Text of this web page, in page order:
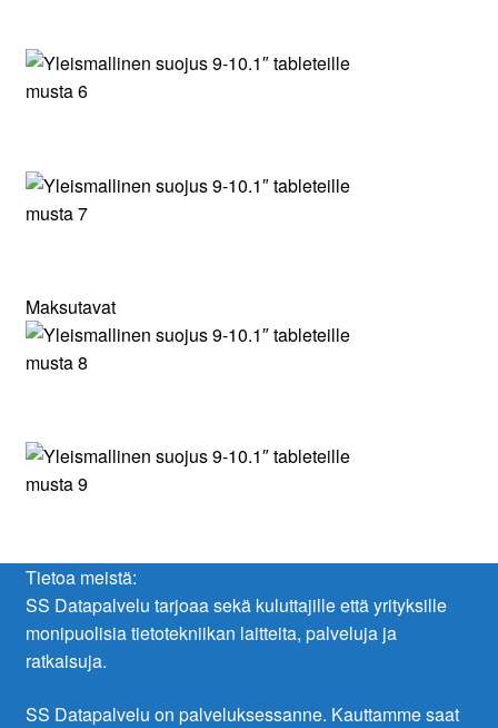
Maksutavat
Tietoa meistä:
SS Datapalvelu tarjoaa sekä kuluttajille että yrityksille
monipuolisia tietotekniikan laitteita, palveluja ja
ratkaisuja.
SS Datapalvelu on palveluksessanne. Kauttamme saat